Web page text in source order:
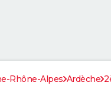
Rhône-Alpes Ardèche